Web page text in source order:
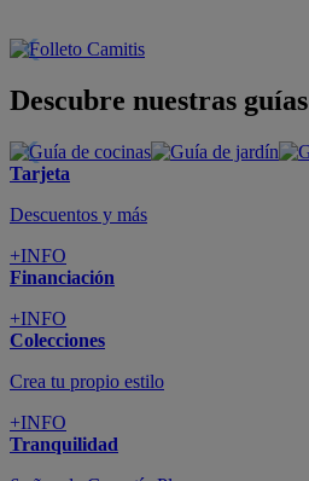
Descubre nuestras guías
Tarjeta
Descuentos y más
+INFO
Financiación
+INFO
Colecciones
Crea tu propio estilo
+INFO
Tranquilidad